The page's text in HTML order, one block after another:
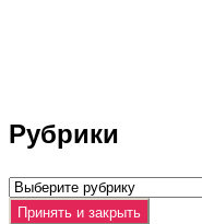
Рубрики
Рубрики